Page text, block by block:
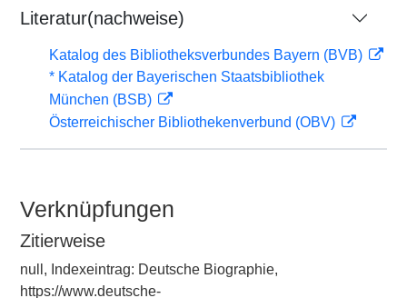
Literatur(nachweise)
Katalog des Bibliotheksverbundes Bayern (BVB)
* Katalog der Bayerischen Staatsbibliothek
München (BSB)
Österreichischer Bibliothekenverbund (OBV)
Verknüpfungen
Zitierweise
null, Indexeintrag: Deutsche Biographie,
https://www.deutsche-